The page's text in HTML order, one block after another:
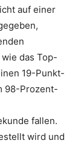
auf einer
das Top-
19-Punkt-
98-Prozent-
fallen.
wird und